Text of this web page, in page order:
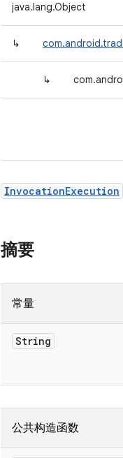
java.lang.Object
↳
↳
InvocationExecution
摘要
常量
String
公共构造函数